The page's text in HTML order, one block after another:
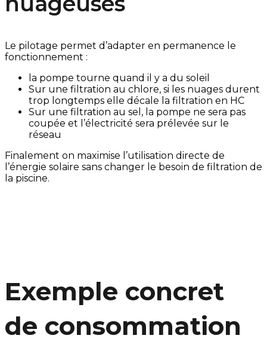
Le pilotage permet d’adapter en permanence le
fonctionnement :
la pompe tourne quand il y a du soleil
Sur une filtration au chlore, si les nuages durent
trop longtemps elle décale la filtration en HC
Sur une filtration au sel, la pompe ne sera pas
coupée et l’électricité sera prélevée sur le
réseau
Finalement on maximise l’utilisation directe de
l’énergie solaire sans changer le besoin de filtration de
la piscine.
Exemple concret
de consommation